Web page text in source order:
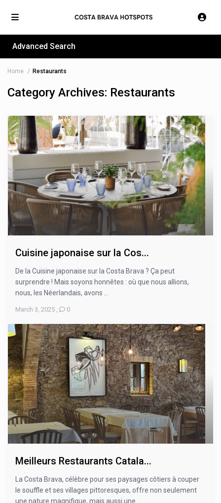
Advanced Search
Home Restaurants
Category Archives: Restaurants
Cuisine japonaise sur la Cos...
De la Cuisine japonaise sur la Costa Brava ? Ça peut
surprendre ! Mais soyons honnêtes : où que nous allions,
nous, les Néerlandais, avons ...
March 3, 2025 , 0
Meilleurs Restaurants Catala...
La Costa Brava, célèbre pour ses paysages côtiers à couper
le souffle et ses villages pittoresques, offre non seulement
une nature magnifique, mais aussi une ...